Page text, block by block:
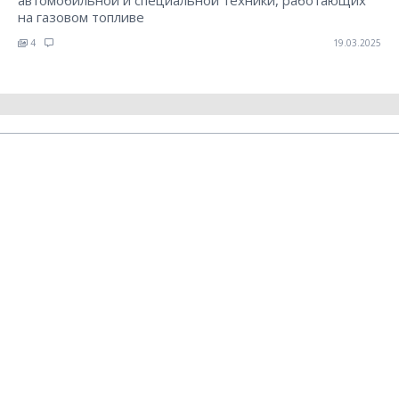
на газовом топливе
4 19.03.2025